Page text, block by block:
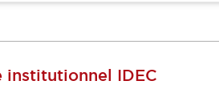
institutionnel IDEC